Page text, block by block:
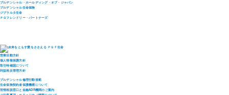
プルデンシャル・ホールディング・オブ・ジャパン
プルデンシャル生命保険
ジブラルタ生命
ＰＧフレンドリー・パートナーズ
営業活動方針
個人情報保護方針
取引時確認について
利益相反管理方針
プルデンシャル倫理行動規範
生命保険契約者保護機構について
苦情相談窓口と金融ADR機関のご案内